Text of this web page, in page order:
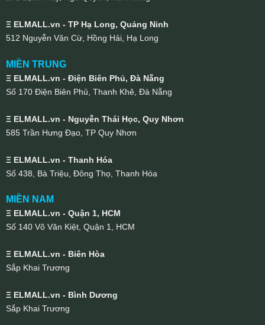
Ξ ELMALL.vn - TP Hạ Long, Quảng Ninh
512 Nguyễn Văn Cừ, Hồng Hải, Hạ Long
MIỀN TRUNG
Ξ ELMALL.vn - Điện Biên Phủ, Đà Nẵng
Số 170 Điện Biên Phủ, Thanh Khê, Đà Nẵng
Ξ ELMALL.vn - Nguyễn Thái Học, Quy Nhơn
585 Trần Hưng Đạo, TP Quy Nhơn
Ξ ELMALL.vn - Thanh Hóa
Số 438, Bà Triệu, Đông Thọ, Thanh Hóa
MIỀN NAM
Ξ ELMALL.vn - Quận 1, HCM
Số 140 Võ Văn Kiệt, Quận 1, HCM
Ξ ELMALL.vn - Biên Hòa
Sắp Khai Trương
Ξ ELMALL.vn - Bình Dương
Sắp Khai Trương